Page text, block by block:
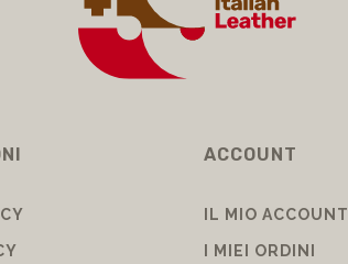
ACCOUNT
IL MIO ACCOUNT
I MIEI ORDINI